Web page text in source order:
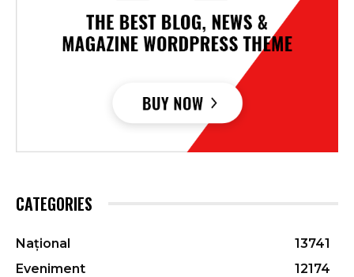
CATEGORIES
Național
13741
Eveniment
12174